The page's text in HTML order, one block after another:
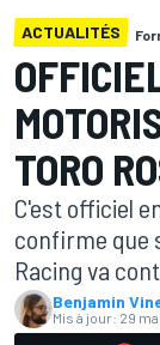
ACTUALITÉS
TORO
C'est officiel
confirme que
Racing va
Benjamin
Mis à jour: 29